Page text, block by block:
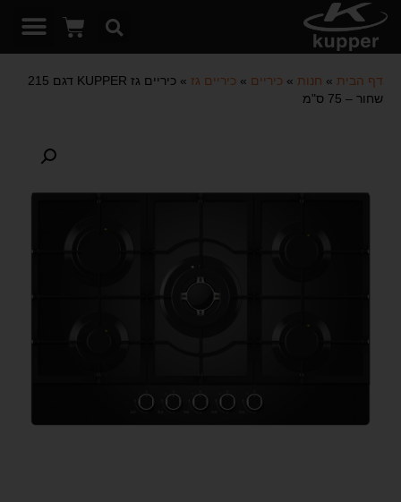
דף הבית » חנות » כיריים » כיריים גז »
כיריים גז KUPPER דגם 215
שחור – 75 ס"מ